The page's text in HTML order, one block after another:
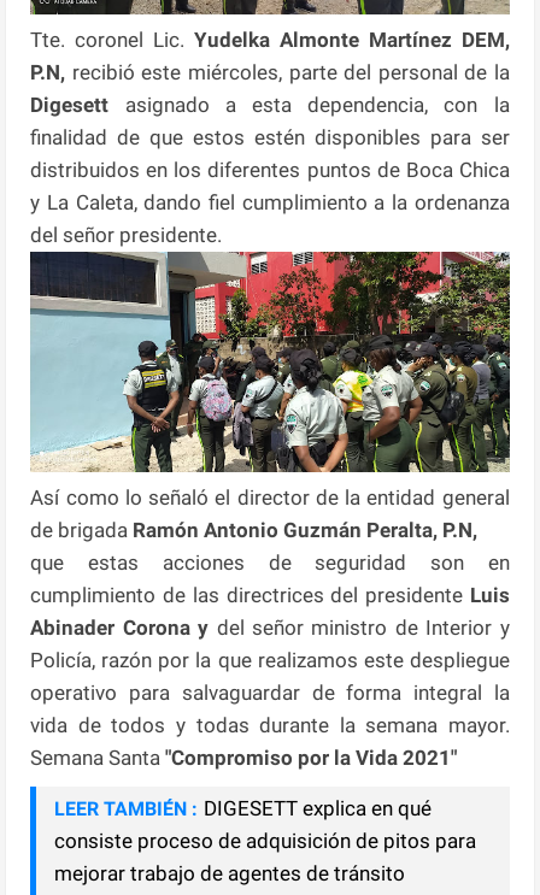
Tte. coronel Lic. Yudelka Almonte Martínez DEM,
P.N, recibió este miércoles, parte del personal de la
Digesett asignado a esta dependencia, con la
finalidad de que estos estén disponibles para ser
distribuidos en los diferentes puntos de Boca Chica
y La Caleta, dando fiel cumplimiento a la ordenanza
del señor presidente.
Así como lo señaló el director de la entidad general
de brigada Ramón Antonio Guzmán Peralta, P.N,
que estas acciones de seguridad son en
cumplimiento de las directrices del presidente Luis
Abinader Corona y del señor ministro de Interior y
Policía, razón por la que realizamos este despliegue
operativo para salvaguardar de forma integral la
vida de todos y todas durante la semana mayor.
Semana Santa"Compromiso por la Vida 2021"
LEER TAMBIÉN : DIGESETT explica en qué
consiste proceso de adquisición de pitos para
mejorar trabajo de agentes de tránsito